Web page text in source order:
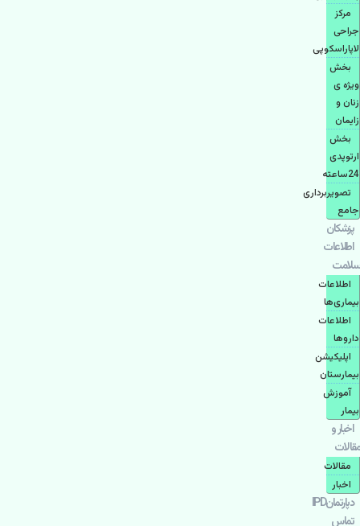
مرکز
جراحی
لاپاراسکوپی
بخش
ویژه ی
زنان و
زایمان
بخش
ارتوپدی
24ساعته
تصویربرداری
جامع
پزشكان
اطلاعات
سلامت
اطلاعات
بیماری‌ها
اطلاعات
دارو‌ها
اپليكيشن
بيمارستان
آموزش
بیمار
اخبار و
مقالات
مقالات
اخبار
دپارتمانIPD
تماس